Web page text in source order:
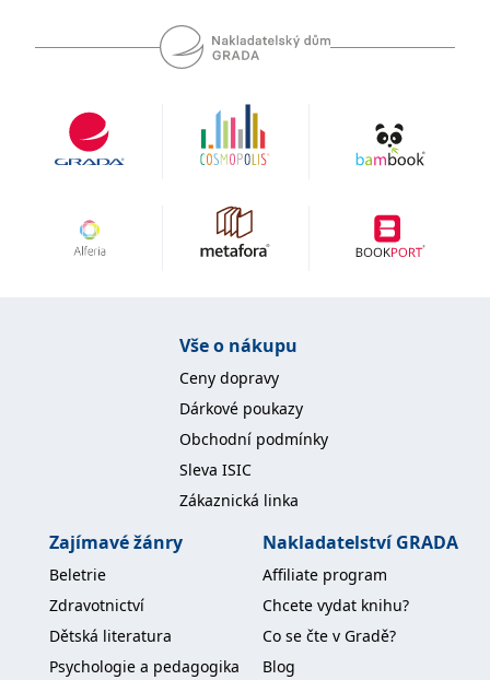
Vše o nákupu
Ceny dopravy
Dárkové poukazy
Obchodní podmínky
Sleva ISIC
Zákaznická linka
Zajímavé žánry
Beletrie
Zdravotnictví
Dětská literatura
Psychologie a pedagogika
Nakladatelství GRADA
Affiliate program
Chcete vydat knihu?
Co se čte v Gradě?
Blog